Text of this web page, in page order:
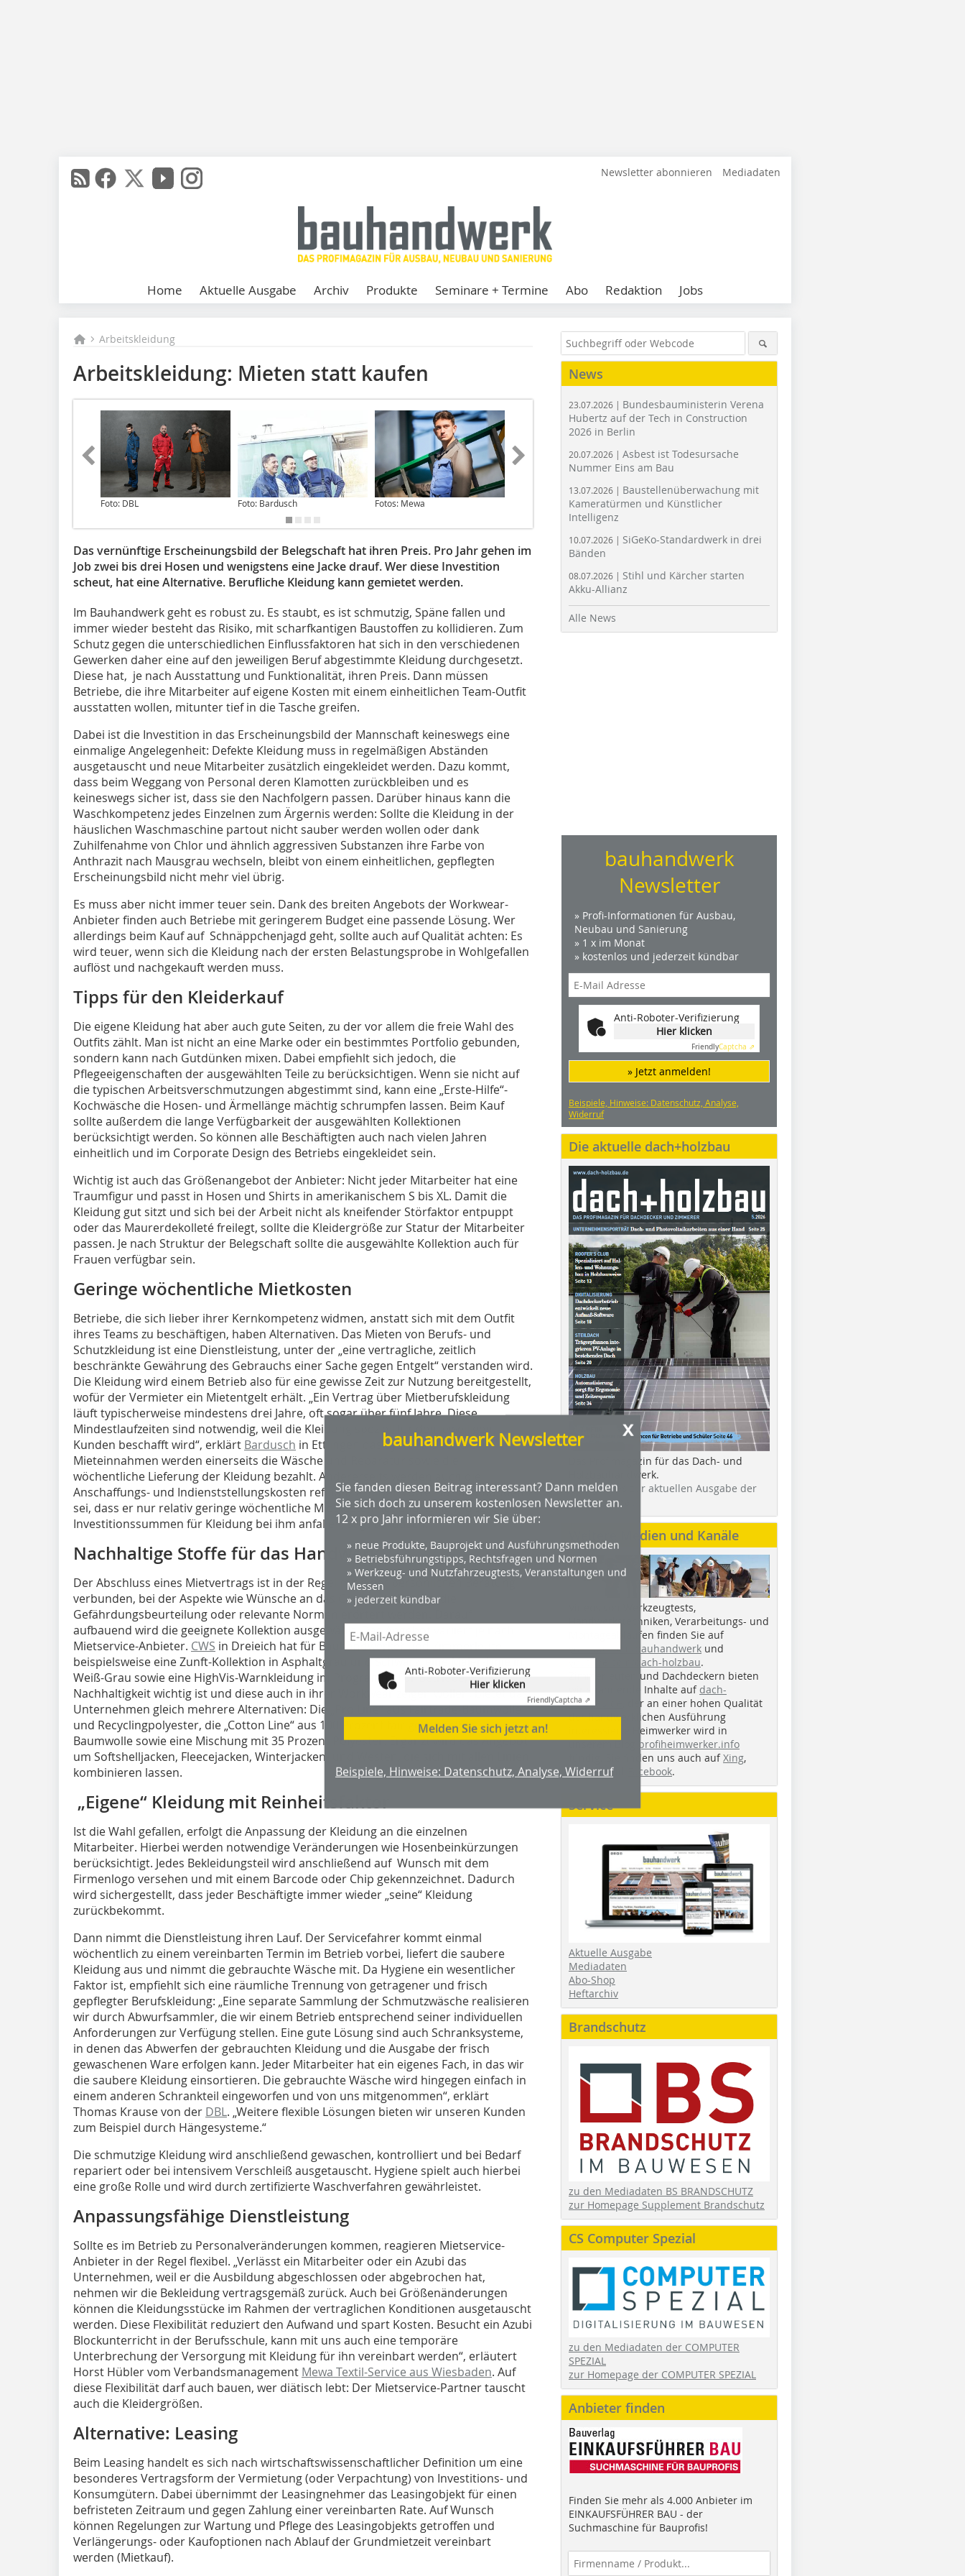
Newsletter abonnieren Mediadaten
Home Aktuelle Ausgabe Archiv Produkte Seminare + Termine Abo Redaktion Jobs
Arbeitskleidung
Arbeitskleidung: Mieten statt kaufen
Foto: DBL Foto: Bardusch Fotos: Mewa Foto: Mewa
Das vernünftige Erscheinungsbild der Belegschaft hat ihren Preis. Pro Jahr gehen im
Job zwei bis drei Hosen und wenigstens eine Jacke drauf. Wer diese Investition
scheut, hat eine Alternative. Berufliche Kleidung kann gemietet werden.
Im Bauhandwerk geht es robust zu. Es staubt, es ist schmutzig, Späne fallen und
immer wieder besteht das Risiko, mit scharfkantigen Baustoffen zu kollidieren. Zum
Schutz gegen die unterschiedlichen Einflussfaktoren hat sich in den verschiedenen
Gewerken daher eine auf den jeweiligen Beruf abgestimmte Kleidung durchgesetzt.
Diese hat, je nach Ausstattung und Funktionalität, ihren Preis. Dann müssen
Betriebe, die ihre Mitarbeiter auf eigene Kosten mit einem einheitlichen Team-Outfit
ausstatten wollen, mitunter tief in die Tasche greifen.
Dabei ist die Investition in das Erscheinungsbild der Mannschaft keineswegs eine
einmalige Angelegenheit: Defekte Kleidung muss in regelmäßigen Abständen
ausgetauscht und neue Mitarbeiter zusätzlich eingekleidet werden. Dazu kommt,
dass beim Weggang von Personal deren Klamotten zurückbleiben und es
keineswegs sicher ist, dass sie den Nachfolgern passen. Darüber hinaus kann die
Waschkompetenz jedes Einzelnen zum Ärgernis werden: Sollte die Kleidung in der
häuslichen Waschmaschine partout nicht sauber werden wollen oder dank
Zuhilfenahme von Chlor und ähnlich aggressiven Substanzen ihre Farbe von
Anthrazit nach Mausgrau wechseln, bleibt von einem einheitlichen, gepflegten
Erscheinungsbild nicht mehr viel übrig.
Es muss aber nicht immer teuer sein. Dank des breiten Angebots der Workwear-
Anbieter finden auch Betriebe mit geringerem Budget eine passende Lösung. Wer
allerdings beim Kauf auf Schnäppchenjagd geht, sollte auch auf Qualität achten: Es
wird teuer, wenn sich die Kleidung nach der ersten Belastungsprobe in Wohlgefallen
auflöst und nachgekauft werden muss.
Tipps für den Kleiderkauf
Die eigene Kleidung hat aber auch gute Seiten, zu der vor allem die freie Wahl des
Outfits zählt. Man ist nicht an eine Marke oder ein bestimmtes Portfolio gebunden,
sondern kann nach Gutdünken mixen. Dabei empfiehlt sich jedoch, die
Pflegeeigenschaften der ausgewählten Teile zu berücksichtigen. Wenn sie nicht auf
die typischen Arbeitsverschmutzungen abgestimmt sind, kann eine „Erste-Hilfe“-
Kochwäsche die Hosen- und Ärmellänge mächtig schrumpfen lassen. Beim Kauf
sollte außerdem die lange Verfügbarkeit der ausgewählten Kollektionen
berücksichtigt werden. So können alle Beschäftigten auch nach vielen Jahren
einheitlich und im Corporate Design des Betriebs eingekleidet sein.
Wichtig ist auch das Größenangebot der Anbieter: Nicht jeder Mitarbeiter hat eine
Traumfigur und passt in Hosen und Shirts in amerikanischem S bis XL. Damit die
Kleidung gut sitzt und sich bei der Arbeit nicht als kneifender Störfaktor entpuppt
oder das Maurerdekolleté freilegt, sollte die Kleidergröße zur Statur der Mitarbeiter
passen. Je nach Struktur der Belegschaft sollte die ausgewählte Kollektion auch für
Frauen verfügbar sein.
Geringe wöchentliche Mietkosten
Betriebe, die sich lieber ihrer Kernkompetenz widmen, anstatt sich mit dem Outfit
ihres Teams zu beschäftigen, haben Alternativen. Das Mieten von Berufs- und
Schutzkleidung ist eine Dienstleistung, unter der „eine vertragliche, zeitlich
beschränkte Gewährung des Gebrauchs einer Sache gegen Entgelt“ verstanden wird.
Die Kleidung wird einem Betrieb also für eine gewisse Zeit zur Nutzung bereitgestellt,
wofür der Vermieter ein Mietentgelt erhält. „Ein Vertrag über Mietberufskleidung
läuft typischerweise mindestens drei Jahre, oft sogar über fünf Jahre. Diese
Mindestlaufzeiten sind notwendig, weil die Kleidung speziell für den jeweiligen
Kunden beschafft wird“, erklärt Bardusch in Ettlingen das System. Über die
Mieteinnahmen werden einerseits die Wäsche und Reparatur sowie die
wöchentliche Lieferung der Kleidung bezahlt. Andererseits werden auch die
Anschaffungs- und Indienststellungskosten refinanziert. Der Vorteil für den Kunden
sei, dass er nur relativ geringe wöchentliche Mietkosten hat und keine größeren
Investitionssummen für Kleidung bei ihm anfallen, sagt Bardusch.
Nachhaltige Stoffe für das Handwerk
Der Abschluss eines Mietvertrags ist in der Regel mit einer persönlichen Beratung
verbunden, bei der Aspekte wie Wünsche an das Corporate Design, die
Gefährdungsbeurteilung oder relevante Normen erörtert werden. Darauf
aufbauend wird die geeignete Kollektion ausgewählt. Das Angebot variiert je nach
Mietservice-Anbieter. CWS in Dreieich hat für Bauhandwer­ker und Zimmerleute
beispielsweise eine Zunft-Kollektion in Asphaltgrau und Schwarz, eine Maler-Linie in
Weiß-Grau sowie eine HighVis-Warnkleidung im Programm. Für Betriebe, denen
Nachhaltigkeit wichtig ist und diese auch in ihrer Workwear zeigen wollen, bietet das
Unternehmen gleich mehrere Alternativen: Die „Pro Line“ aus Fairtrade-Baumwolle
und Recyclingpolyester, die „Cotton Line“ aus 100 Prozent fair gehandelter
Baumwolle sowie eine Mischung mit 35 Prozent Polyester. Ergänzt wird das Angebot
um Softshelljacken, Fleecejacken, Winterjacken- und Westen, die sich mit allen Linien
kombinieren lassen.
„Eigene“ Kleidung mit Reinheitsfaktor
Ist die Wahl gefallen, erfolgt die Anpassung der Kleidung an die einzelnen
Mitarbeiter. Hierbei werden notwendige Veränderungen wie Hosenbeinkürzungen
berücksichtigt. Jedes Bekleidungsteil wird anschließend auf Wunsch mit dem
Firmenlogo versehen und mit einem Barcode oder Chip gekennzeichnet. Dadurch
wird sichergestellt, dass jeder Beschäftigte immer wieder „seine“ Kleidung
zurückbekommt.
Dann nimmt die Dienstleistung ihren Lauf. Der Servicefahrer kommt einmal
wöchentlich zu einem vereinbarten Termin im Betrieb vorbei, liefert die saubere
Kleidung aus und nimmt die gebrauchte Wäsche mit. Da Hygiene ein wesentlicher
Faktor ist, empfiehlt sich eine räumliche Trennung von getragener und frisch
gepflegter Berufskleidung: „Eine separate Sammlung der Schmutzwäsche realisieren
wir durch Abwurfsammler, die wir einem Betrieb entsprechend seiner individuellen
Anforderungen zur Verfügung stellen. Eine gute Lösung sind auch Schranksysteme,
in denen das Abwerfen der gebrauchten Kleidung und die Ausgabe der frisch
gewaschenen Ware erfolgen kann. Jeder Mitarbeiter hat ein eigenes Fach, in das wir
die saubere Kleidung einsortieren. Die gebrauchte Wäsche wird hingegen einfach in
einem anderen Schrankteil eingeworfen und von uns mitgenommen“, erklärt
Thomas Krause von der DBL. „Weitere flexible Lösungen bieten wir unseren Kunden
zum Beispiel durch Hängesysteme.“
Die schmutzige Kleidung wird anschließend gewaschen, kontrolliert und bei Bedarf
repariert oder bei intensivem Verschleiß ausgetauscht. Hygiene spielt auch hierbei
eine große Rolle und wird durch zertifizierte Waschverfahren gewährleistet.
Anpassungsfähige Dienstleistung
Sollte es im Betrieb zu Personalveränderungen kommen, reagieren Mietservice-
Anbieter in der Regel flexibel. „Verlässt ein Mitarbeiter oder ein Azubi das
Unternehmen, weil er die Ausbildung abgeschlossen oder abgebrochen hat,
nehmen wir die Bekleidung vertragsgemäß zurück. Auch bei Größenänderungen
können die Kleidungsstücke im Rahmen der vertraglichen Konditionen ausgetauscht
werden. Diese Flexibilität reduziert den Aufwand und spart Kosten. Besucht ein Azubi
Blockunterricht in der Berufsschule, kann mit uns auch eine temporäre
Unterbrechung der Versorgung mit Kleidung für ihn vereinbart werden“, erläutert
Horst Hübler vom Verbandsmanagement Mewa Textil-Service aus Wiesbaden. Auf
diese Flexibilität darf auch bauen, wer diätisch lebt: Der Mietservice-Partner tauscht
auch die Kleidergrößen.
Alternative: Leasing
Beim Leasing handelt es sich nach wirtschaftswissenschaftlicher Definition um eine
besonderes Vertragsform der Vermietung (oder Verpachtung) von Investitions- und
Konsumgütern. Dabei übernimmt der Leasingnehmer das Leasingobjekt für einen
befristeten Zeitraum und gegen Zahlung einer vereinbarten Rate. Auf Wunsch
können Regelungen zur Wartung und Pflege des Leasingobjekts getroffen und
Verlängerungs- oder Kaufoptionen nach Ablauf der Grundmietzeit vereinbart
werden (Mietkauf).
x
bauhandwerk Newsletter
Sie fanden diesen Beitrag interessant? Dann melden
Sie sich doch zu unserem kostenlosen Newsletter an.
12 x pro Jahr informieren wir Sie über:
» neue Produkte, Bauprojekt und Ausführungsmethoden
» Betriebsführungstipps, Rechtsfragen und Normen
» Werkzeug- und Nutzfahrzeugtests, Veranstaltungen und
Messen
» jederzeit kündbar
Anti-Roboter-Verifizierung
Hier klicken
FriendlyCaptcha ⇗
Melden Sie sich jetzt an!
Beispiele, Hinweise: Datenschutz, Analyse, Widerruf
News
23.07.2026 | Bundesbauministerin Verena
Hubertz auf der Tech in Construction
2026 in Berlin
20.07.2026 | Asbest ist Todesursache
Nummer Eins am Bau
13.07.2026 | Baustellenüberwachung mit
Kameratürmen und Künstlicher
Intelligenz
10.07.2026 | SiGeKo-Standardwerk in drei
Bänden
08.07.2026 | Stihl und Kärcher starten
Akku-Allianz
Alle News
bauhandwerk
Newsletter
» Profi-Informationen für Ausbau,
Neubau und Sanierung
» 1 x im Monat
» kostenlos und jederzeit kündbar
Anti-Roboter-Verifizierung
Hier klicken
FriendlyCaptcha ⇗
» Jetzt anmelden!
Beispiele, Hinweise: Datenschutz, Analyse,
Widerruf
Die aktuelle dach+holzbau
Das Profimagazin für das Dach- und
Holzbauhandwerk.
Hier geht es zur aktuellen Ausgabe der
dach+holzbau.
Weitere Medien und Kanäle
Videos von Werkzeugtests,
Handwerkstechniken, Verarbeitungs- und
Montageabläufen finden Sie auf
youtube.com/bauhandwerk und
youtube.com/dach-holzbau.
Zimmerleuten und Dachdeckern bieten
wir spannende Inhalte auf dach-
holzbau.de
, der an einer hohen Qualität
der handwerklichen Ausführung
interessierte Heimwerker wird in
unserem Blog
profiheimwerker.info
fündig. Sie finden uns auch aufXing,
Twitterund Facebook.
Service
Aktuelle Ausgabe
Mediadaten
Abo-Shop
Heftarchiv
Brandschutz
zu den Mediadaten BS BRANDSCHUTZ
zur Homepage Supplement Brandschutz
CS Computer Spezial
zu den Mediadaten der COMPUTER
SPEZIAL
zur Homepage der COMPUTER SPEZIAL
Anbieter finden
Finden Sie mehr als 4.000 Anbieter im
EINKAUFSFÜHRER BAU - der
Suchmaschine für Bauprofis!